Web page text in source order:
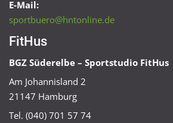
E-Mail:
sportbuero@hntonline.de
FitHus
BGZ Süderelbe – Sportstudio FitHus
Am Johannisland 2
21147 Hamburg
Tel. (040) 701 57 74